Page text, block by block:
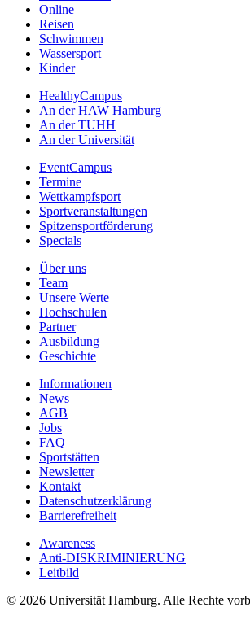
Online
Reisen
Schwimmen
Wassersport
Kinder
HealthyCampus
An der HAW Hamburg
An der TUHH
An der Universität
EventCampus
Termine
Wettkampfsport
Sportveranstaltungen
Spitzensportförderung
Specials
Über uns
Team
Unsere Werte
Hochschulen
Partner
Ausbildung
Geschichte
Informationen
News
AGB
Jobs
FAQ
Sportstätten
Newsletter
Kontakt
Datenschutzerklärung
Barrierefreiheit
Awareness
Anti-DISKRIMINIERUNG
Leitbild
© 2026 Universität Hamburg. Alle Rechte